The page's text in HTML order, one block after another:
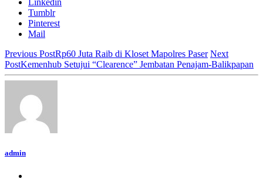
Tumblr
Pinterest
Mail
Previous PostRp60 Juta Raib di Kloset Mapolres Paser Next
PostKemenhub Setujui “Clearence” Jembatan Penajam-Balikpapan
admin